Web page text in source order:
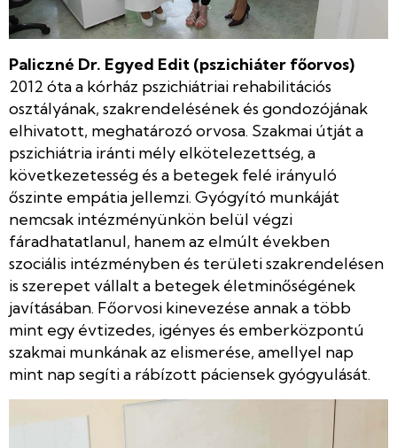
Paliczné Dr. Egyed Edit (pszichiáter főorvos)
2012 óta a kórház pszichiátriai rehabilitációs
osztályának, szakrendelésének és gondozójának
elhivatott, meghatározó orvosa. Szakmai útját a
pszichiátria iránti mély elkötelezettség, a
következetesség és a betegek felé irányuló
őszinte empátia jellemzi. Gyógyító munkáját
nemcsak intézményünkön belül végzi
fáradhatatlanul, hanem az elmúlt években
szociális intézményben és területi szakrendelésen
is szerepet vállalt a betegek életminőségének
javításában. Főorvosi kinevezése annak a több
mint egy évtizedes, igényes és emberközpontú
szakmai munkának az elismerése, amellyel nap
mint nap segíti a rábízott páciensek gyógyulását.